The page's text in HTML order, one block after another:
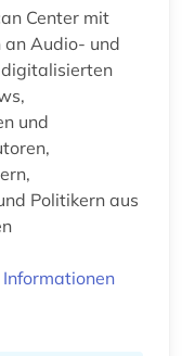
Center mit
Audio- und
und
Politikern aus
Informationen